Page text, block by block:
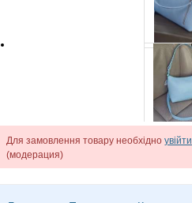
Для замовлення товару необхідно увійти
(модерация)